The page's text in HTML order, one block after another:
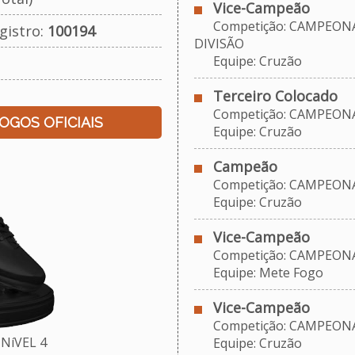
100194
OFICIAIS
4
Vice-Campeão
Competição:
DIVISÃO
Equipe: Cruzão
Terceiro Colocado
Competição:
Equipe: Cruzão
Campeão
Competição:
Equipe: Cruzão
Vice-Campeão
Competição:
Equipe: Mete Fogo
Vice-Campeão
Competição:
Equipe: Cruzão